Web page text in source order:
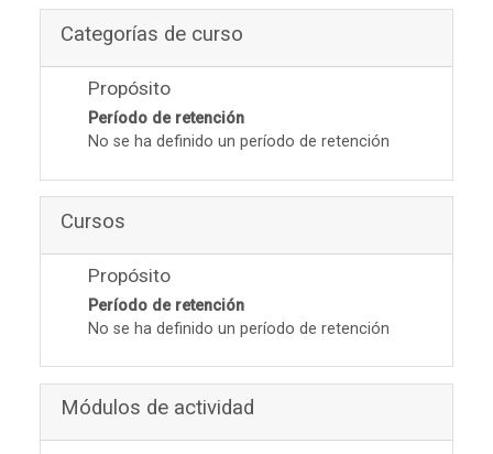
Categorías de curso
Propósito
Período de retención
No se ha definido un período de retención
Cursos
Propósito
Período de retención
No se ha definido un período de retención
Módulos de actividad